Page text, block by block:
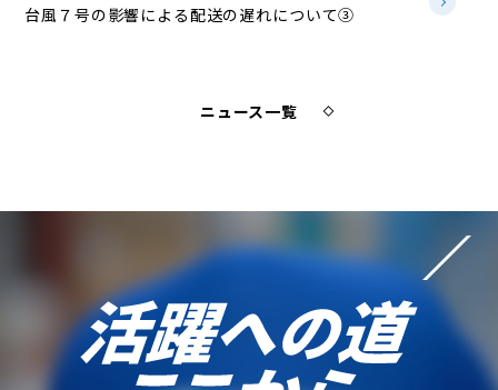
台風７号の影響による配送の遅れについて③
ニュース一覧